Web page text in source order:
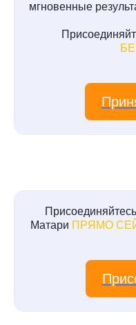
мгновенные
Матари ПРЯМО